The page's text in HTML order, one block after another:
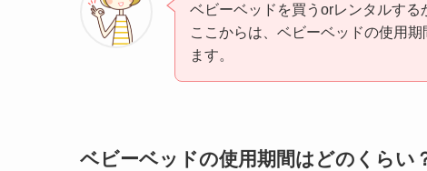
ベビーベッドを買うorレンタルする
ここからは、ベビーベッドの使用
ます。
ベビーベッドの使用期間はどのくらい